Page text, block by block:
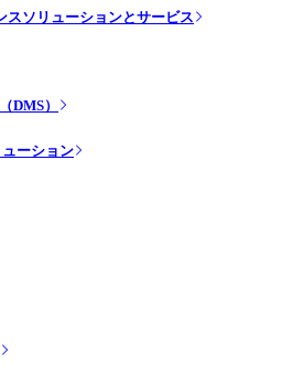
ソリューションとサービス
DMS）
ーション